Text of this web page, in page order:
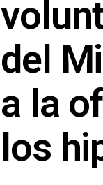
del
a la
los